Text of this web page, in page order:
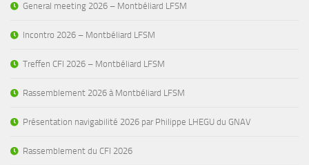
General meeting 2026 – Montbéliard LFSM
Incontro 2026 – Montbéliard LFSM
Treffen CFI 2026 – Montbéliard LFSM
Rassemblement 2026 à Montbéliard LFSM
Présentation navigabilité 2026 par Philippe LHEGU du GNAV
Rassemblement du CFI 2026